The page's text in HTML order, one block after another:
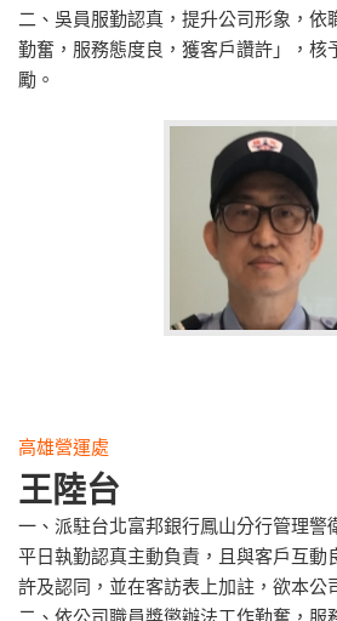
二、吳員服勤認真，提升公司形象，依
勤奮，服務態度良，獲客戶讚許」，核
勵。
高雄營運處
王陸台
一、派駐台北富邦銀行鳳山分行管理警
平日執勤認真主動負責，且與客戶互動
許及認同，並在客訪表上加註，欲本公